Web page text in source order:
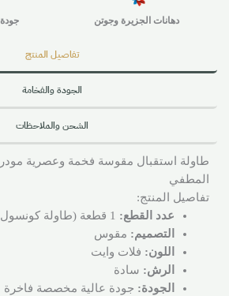
دهانات الجزيرة وجوتن
تفاصيل المنتج
الجودة والفخامة
الشحن والملاحظات
طاولة استقبال مقوسة فخمة وعصرية
المطفي
تفاصيل المنتج:
عدد القطع:
التصميم: مقوس
اللون: فلات وايت
الرش: سادة
الجودة: جودة عالية مخصصة فاخرة